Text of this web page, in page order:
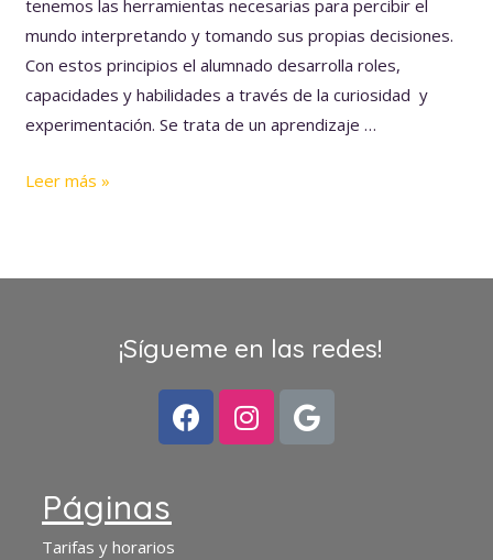
tenemos las herramientas necesarias para percibir el
mundo interpretando y tomando sus propias decisiones.
Con estos principios el alumnado desarrolla roles,
capacidades y habilidades a través de la curiosidad y
experimentación. Se trata de un aprendizaje …
Leer más »
¡Sígueme en las redes!
Páginas
Tarifas y horarios